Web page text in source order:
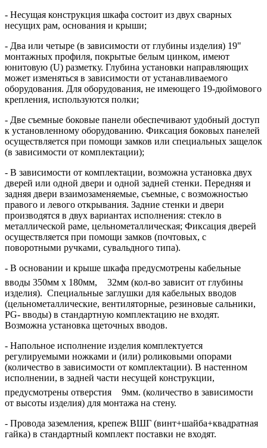
- Несущая конструкция шкафа состоит из двух сварных
несущих рам, основания и крыши;
- Два или четыре (в зависимости от глубины изделия) 19"
монтажных профиля, покрытые белым цинком, имеют
юнитовую (U) разметку. Глубина установки направляющих
может изменяться в зависимости от устанавливаемого
оборудования. Для оборудования, не имеющего 19-дюймового
крепления, используются полки;
- Две съемные боковые панели обеспечивают удобный доступ
к установленному оборудованию. Фиксация боковых панелей
осуществляется при помощи замков или специальных защелок
(в зависимости от комплектации);
- В зависимости от комплектации, возможна установка двух
дверей или одной двери и одной задней стенки. Передняя и
задняя двери взаимозаменяемые, съемные, с возможностью
правого и левого открывания. Задние стенки и двери
производятся в двух вариантах исполнения: стекло в
металлической раме, цельнометаллическая; Фиксация дверей
осуществляется при помощи замков (почтовых, с
поворотными ручками, сувальдного типа).
- В основании и крыше шкафа предусмотрены кабельные
вводы 350мм х 180мм,
32мм (кол-во зависит от глубины
изделия). Специальные заглушки для кабельных вводов
(цельнометаллические, вентиляторные, резиновые сальники,
PG- вводы) в стандартную комплектацию не входят.
Возможна установка щеточных вводов.
- Напольное исполнение изделия комплектуется
регулируемыми ножками и (или) роликовыми опорами
(количество в зависимости от комплектации). В настенном
исполнении, в задней части несущей конструкции,
предусмотрены отверстия
9мм. (количество в зависимости
от высоты изделия) для монтажа на стену.
- Провода заземления, крепеж ВШГ (винт+шайба+квадратная
гайка) в стандартный комплект поставки не входят.